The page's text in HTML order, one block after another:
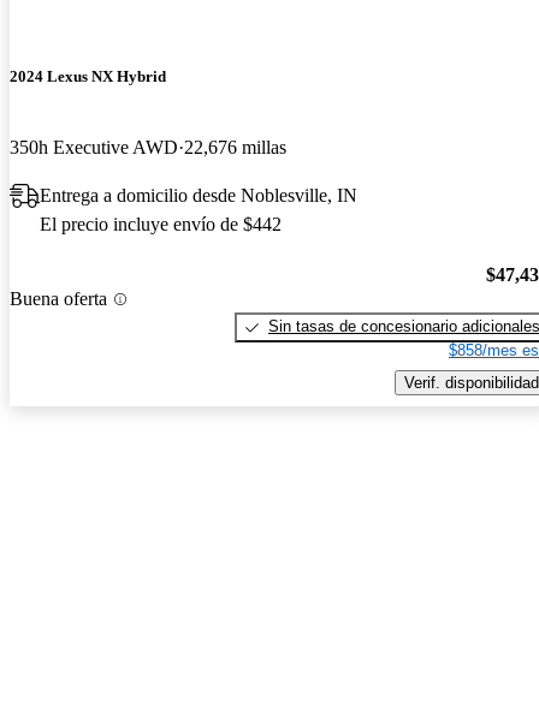
2024 Lexus NX Hybrid
350h Executive AWD 22,676 millas
Entrega a domicilio desde Noblesville, IN
El precio incluye envío de $442
Buena oferta
Sin tasas de concesionario adicionales
$858/mes
Verif. disponibilidad